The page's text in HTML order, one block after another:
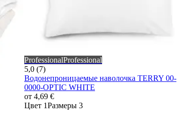
ProfessionalProfessional
5,0 (7)
Водонепроницаемые наволочка TERRY 00-
0000-OPTIC WHITE
от 4,69 €
Цвет 1Размеры 3